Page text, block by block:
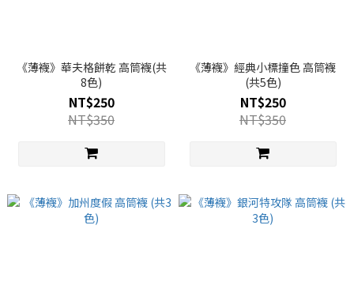
《薄襪》華夫格餅乾 高筒襪(共
8色)
NT$250
NT$350
《薄襪》經典小標撞色 高筒襪
(共5色)
NT$250
NT$350